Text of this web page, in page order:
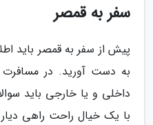
سفر به قمصر
پیش از سفر به قمصر باید
به دست آورید. در
داخلی و یا خارجی باید
با یک خیال راحت راهی